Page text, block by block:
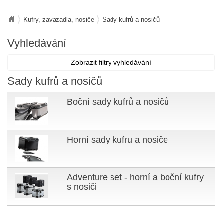
Kufry, zavazadla, nosiče Sady kufrů a nosičů
Vyhledávání
Zobrazit filtry vyhledávání
Sady kufrů a nosičů
Boční sady kufrů a nosičů
Horní sady kufru a nosiče
Adventure set - horní a boční kufry
s nosiči